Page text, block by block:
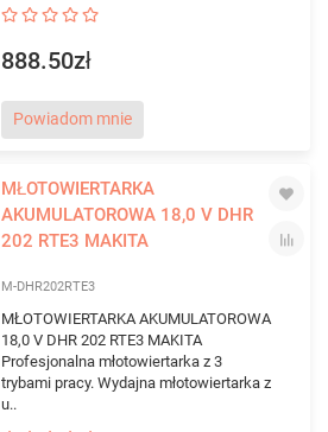
888.50zł
Powiadom mnie
MŁOTOWIERTARKA
AKUMULATOROWA 18,0 V DHR
202 RTE3 MAKITA
M-DHR202RTE3
MŁOTOWIERTARKA AKUMULATOROWA
18,0 V DHR 202 RTE3 MAKITA
Profesjonalna młotowiertarka z 3
trybami pracy. Wydajna młotowiertarka z
u..